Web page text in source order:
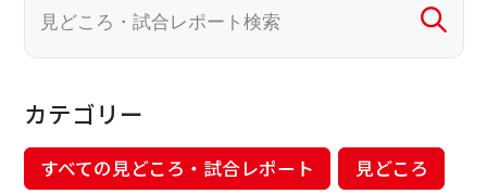
カテゴリー
すべての見どころ・試合レポート
見どころ